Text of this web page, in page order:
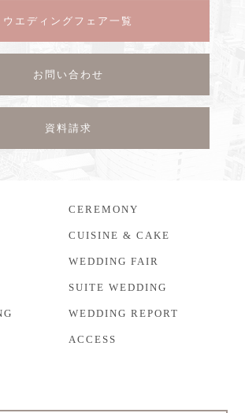
ウエディングフェア一覧
お問い合わせ
資料請求
CEREMONY
CUISINE & CAKE
WEDDING FAIR
SUITE WEDDING
WEDDING REPORT
ACCESS